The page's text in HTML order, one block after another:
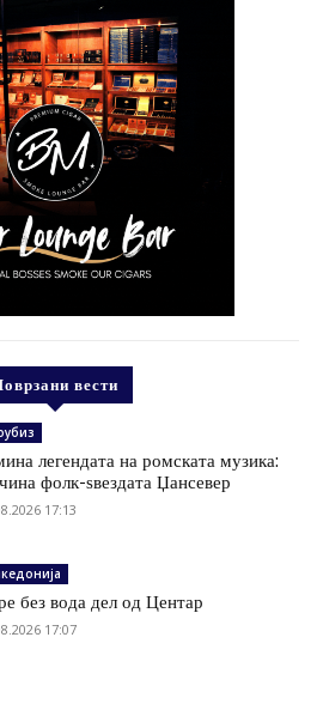
вести
легендата на ромската музика:
фолк-ѕвездата Џансевер
17:13
без вода дел од Центар
17:07